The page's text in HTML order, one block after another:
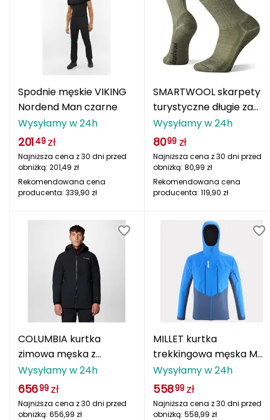
K2
KILLTEC
KONG
Kari Traa
Keen
Klymit
Kohla
Spodnie męskie VIKING
Nordend Man czarne
Wysyłamy w 24h
20149 zł
Najniższa cena z 30 dni przed
obniżką: 201,49 zł
Rekomendowana cena
producenta: 339,90 zł
SMARTWOOL skarpety
turystyczne długie za
kostkę U'S Hike zielone
Wysyłamy w 24h
8099 zł
Najniższa cena z 30 dni przed
obniżką: 80,99 zł
Rekomendowana cena
producenta: 119,90 zł
COLUMBIA kurtka
zimowa męska z
kapturem Winter
District III czarny
Wysyłamy w 24h
65699 zł
Najniższa cena z 30 dni przed
obniżką: 656,99 zł
MILLET kurtka
trekkingowa męska M
WHITE SHIELD JKT M
Wysyłamy w 24h
55899 zł
Najniższa cena z 30 dni przed
obniżką: 558,99 zł